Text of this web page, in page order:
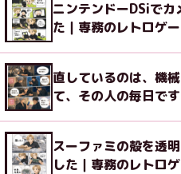
ニンテンドーDSiでカ
た｜専務のレトロゲ
直しているのは、機
て、その人の毎日で
スーファミの殻を透
した｜専務のレトロ